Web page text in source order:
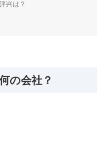
判は？
の会社？